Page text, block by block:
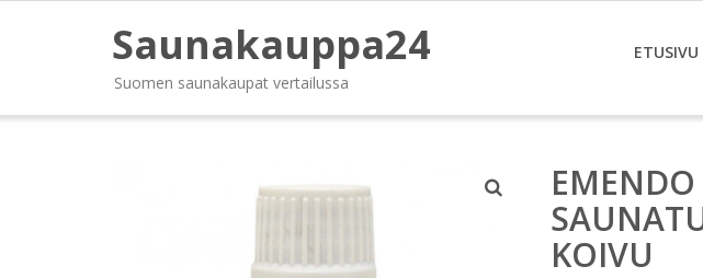
Saunakauppa24
Suomen saunakaupat vertailussa
ETUSIVU
EMENDO
KOIVU